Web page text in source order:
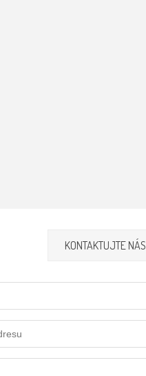
KONTAKTUJTE NÁS